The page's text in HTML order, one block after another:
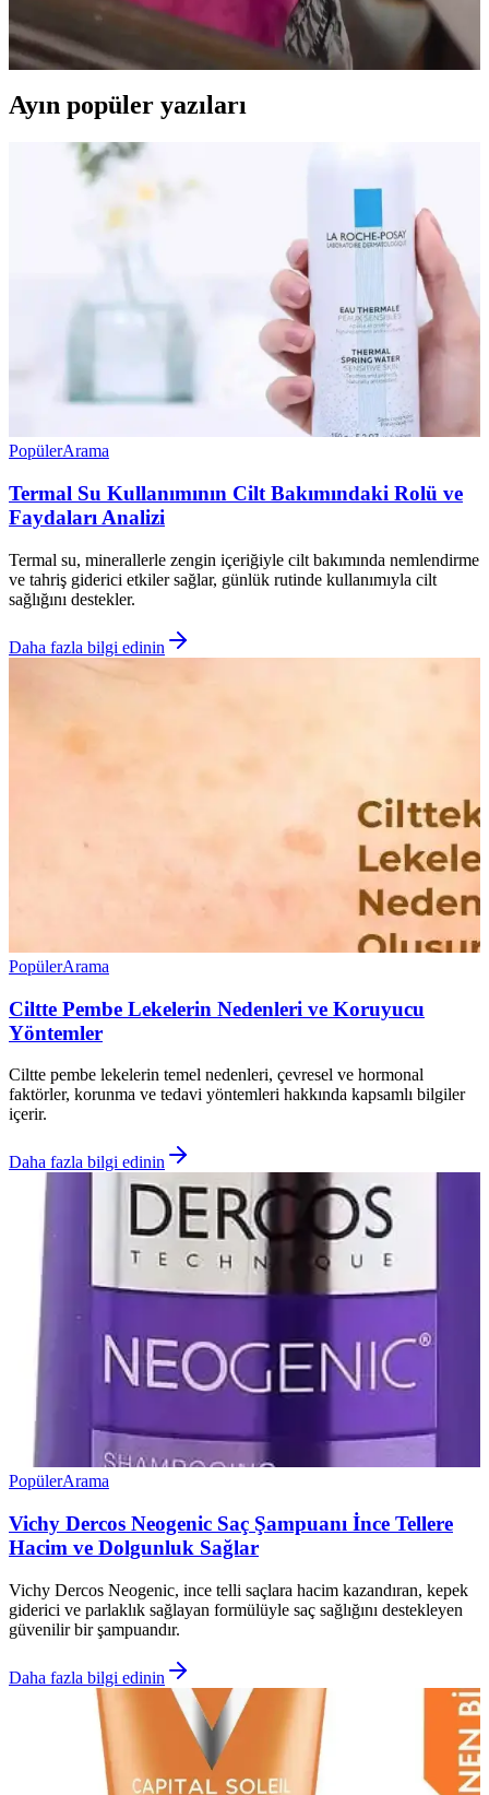
sabitleme, kalıcılığı artırır. Kuyruk kısmı şekillendirme gibi yaratıcı
tekniklerle kişisel ifade güçlenir.
Ayın popüler yazıları
PopülerArama
Termal Su Kullanımının Cilt Bakımındaki Rolü ve
Faydaları Analizi
Termal su, minerallerle zengin içeriğiyle cilt bakımında nemlendirme
ve tahriş giderici etkiler sağlar, günlük rutinde kullanımıyla cilt
sağlığını destekler.
Daha fazla bilgi edinin
PopülerArama
Ciltte Pembe Lekelerin Nedenleri ve Koruyucu
Yöntemler
Ciltte pembe lekelerin temel nedenleri, çevresel ve hormonal
faktörler, korunma ve tedavi yöntemleri hakkında kapsamlı bilgiler
içerir.
Daha fazla bilgi edinin
PopülerArama
Vichy Dercos Neogenic Saç Şampuanı İnce Tellere
Hacim ve Dolgunluk Sağlar
Vichy Dercos Neogenic, ince telli saçlara hacim kazandıran, kepek
giderici ve parlaklık sağlayan formülüyle saç sağlığını destekleyen
güvenilir bir şampuandır.
Daha fazla bilgi edinin